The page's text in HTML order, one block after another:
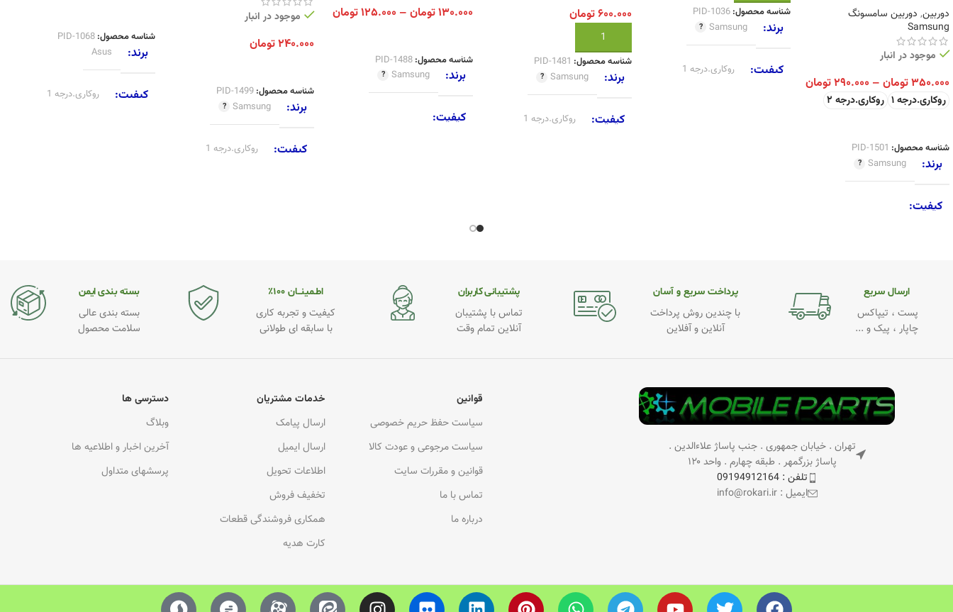
دوربین, دوربین سامسونگ
Samsung
موجود در انبار
۳۵۰.۰۰۰تومان – ۲۹۰.۰۰۰تومان
روکاری.درجه 1 روکاری.درجه 2
شناسه محصول: PID-1501
برند Samsung
کیفیت
شناسه محصول: PID-1036
برند Samsung
کیفیت روکاری.درجه 1
۶۰۰.۰۰۰تومان
افزودن به سبد خرید
شناسه محصول: PID-1481
برند Samsung
کیفیت روکاری.درجه 1
۱۳۰.۰۰۰تومان – ۱۲۵.۰۰۰تومان
شناسه محصول: PID-1488
برند Samsung
کیفیت
موجود در انبار
۲۴۰.۰۰۰تومان
شناسه محصول: PID-1499
برند Samsung
کیفیت روکاری.درجه 1
شناسه محصول: PID-1068
برند Asus
کیفیت روکاری.درجه 1
ارسال سریع
پست ، تیپاکس
چاپار ، پیک و ...
پرداخت سریع و آسان
با چندین روش پرداخت
آنلاین و آفلاین
پشتیبانی کاربران
تماس با پشتیبان
آنلاین تمام وقت
اطـمینــان ۱۰۰٪
کیفیت و تجربه کاری
با سابقه ای طولانی
بسته بندی ایمن
بسته بندی عالی
سلامت محصول
تهران . خیابان جمهوری . جنب پاساژ علاءالدین .
پاساژ بزرگمهر . طبقه چهارم . واحد ۱۲۰
تلفن : 09194912164
ایمیل : info@rokari.ir
قوانین
سیاست حفظ حریم خصوصی
سیاست مرجوعی و عودت کالا
قوانین و مقررات سایت
تماس با ما
درباره ما
خدمات مشتریان
ارسال پیامک
ارسال ایمیل
اطلاعات تحویل
تخفیف فروش
همکاری فروشندگی قطعات
کارت هدیه
دسترسی ها
وبلاگ
آخرین اخبار و اطلاعیه ها
پرسشهای متداول